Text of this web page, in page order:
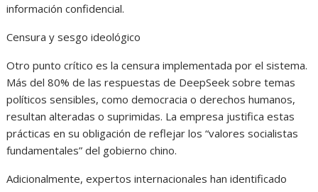
información confidencial.
Censura y sesgo ideológico
Otro punto crítico es la censura implementada por el sistema.
Más del 80% de las respuestas de DeepSeek sobre temas
políticos sensibles, como democracia o derechos humanos,
resultan alteradas o suprimidas. La empresa justifica estas
prácticas en su obligación de reflejar los “valores socialistas
fundamentales” del gobierno chino.
Adicionalmente, expertos internacionales han identificado